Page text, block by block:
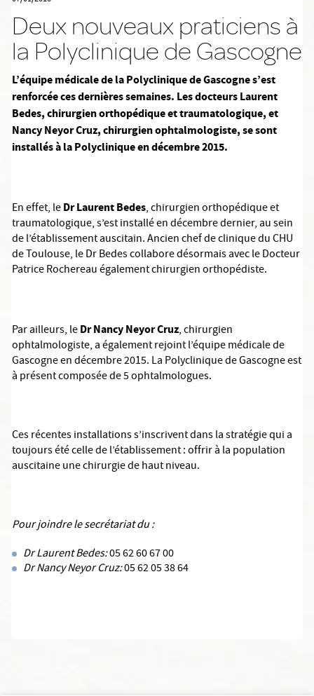
Deux nouveaux praticiens à
la Polyclinique de Gascogne
L’équipe médicale de la Polyclinique de Gascogne s’est
renforcée ces dernières semaines. Les docteurs Laurent
Bedes, chirurgienorthopédique et traumatologique, et
Nancy Neyor Cruz,chirurgien ophtalmologiste, se sont
installés à la Polyclinique en décembre 2015.
En effet, leDr Laurent Bedes, chirurgien orthopédique et
traumatologique, s’est installé en décembre dernier, au sein
de l’établissement auscitain. Ancien chef de clinique du CHU
de Toulouse, le Dr Bedes collabore désormais avec le Docteur
Patrice Rochereau également chirurgien orthopédiste.
Par ailleurs, leDr Nancy Neyor Cruz, chirurgien
ophtalmologiste, a également rejoint l’équipe médicale de
Gascogne en décembre 2015. La Polyclinique de Gascogne est
à présent composée de 5 ophtalmologues.
Ces récentes installations s’inscrivent dans la stratégie qui a
toujours été celle de l’établissement : offrir à la population
auscitaine une chirurgie de haut niveau.
Pour joindre le secrétariat du :
Dr Laurent Bedes:05 62 60 67 00
Dr Nancy Neyor Cruz:05 62 05 38 64